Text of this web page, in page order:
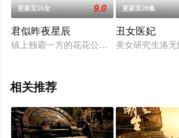
更新至15全 9.0
君似昨夜星辰
镇上独霸一方的花花公子虽然风流成性但
更新至28集
丑女医妃
美女研究生洛
相关推荐